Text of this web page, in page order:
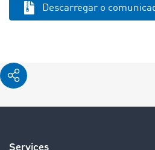
Descarregar o
Services